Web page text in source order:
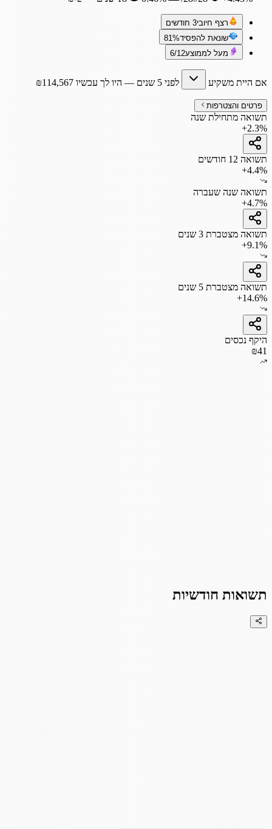
רצף חיובי3 חודשים
שונאת להפסיד81%
מעל לממוצע6/12
אם היית משקיע לפני 5 שנים — היו לך עכשיו ₪114,567
פרטים והצטרפות
תשואה מתחילת שנה
+2.3%
תשואה 12 חודשים
+4.4%
תשואה שנה שעברה
+4.7%
תשואה מצטברת 3 שנים
+9.1%
תשואה מצטברת 5 שנים
+14.6%
היקף נכסים
₪41
תשואות חודשיות